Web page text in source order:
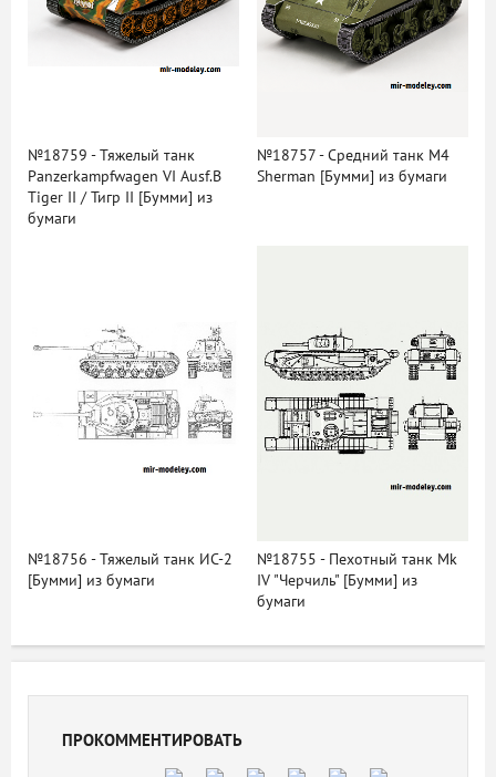
№18759 - Тяжелый танк
Panzerkampfwagen VI Ausf.B
Tiger II / Тигр II [Бумми] из
бумаги
№18757 - Средний танк M4
Sherman [Бумми] из бумаги
№18756 - Тяжелый танк ИС-2
[Бумми] из бумаги
№18755 - Пехотный танк Mk
IV "Черчиль" [Бумми] из
бумаги
ПРОКОММЕНТИРОВАТЬ